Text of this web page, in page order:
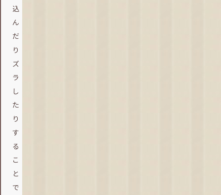
込
ん
だ
り
ズ
ラ
し
た
り
す
る
こ
と
で